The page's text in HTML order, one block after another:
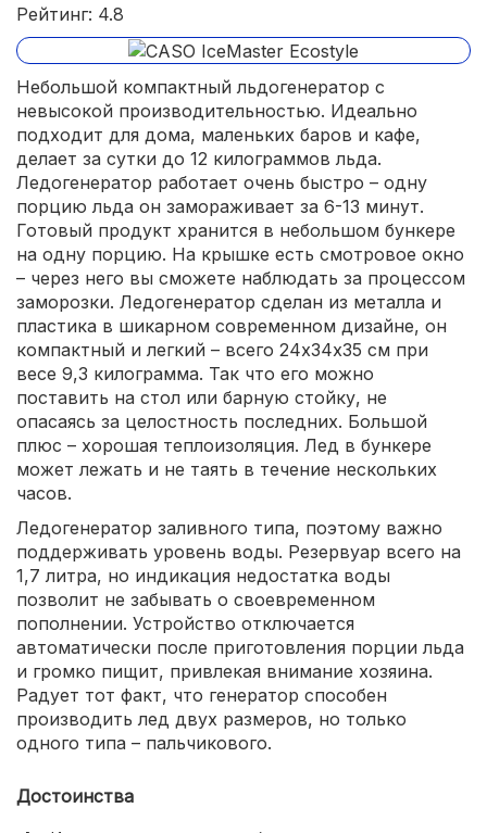
Рейтинг: 4.8
Небольшой компактный льдогенератор с
невысокой производительностью. Идеально
подходит для дома, маленьких баров и кафе,
делает за сутки до 12 килограммов льда.
Ледогенератор работает очень быстро – одну
порцию льда он замораживает за 6-13 минут.
Готовый продукт хранится в небольшом бункере
на одну порцию. На крышке есть смотровое окно
– через него вы сможете наблюдать за процессом
заморозки. Ледогенератор сделан из металла и
пластика в шикарном современном дизайне, он
компактный и легкий – всего 24х34х35 см при
весе 9,3 килограмма. Так что его можно
поставить на стол или барную стойку, не
опасаясь за целостность последних. Большой
плюс – хорошая теплоизоляция. Лед в бункере
может лежать и не таять в течение нескольких
часов.
Ледогенератор заливного типа, поэтому важно
поддерживать уровень воды. Резервуар всего на
1,7 литра, но индикация недостатка воды
позволит не забывать о своевременном
пополнении. Устройство отключается
автоматически после приготовления порции льда
и громко пищит, привлекая внимание хозяина.
Радует тот факт, что генератор способен
производить лед двух размеров, но только
одного типа – пальчикового.
Достоинства